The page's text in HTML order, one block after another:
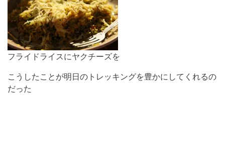
フライドライスにヤクチーズを
こうしたことが明日のトレッキングを豊かにしてくれるの
だった